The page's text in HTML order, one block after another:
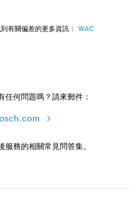
有關偏差的更多資訊： WAC
任何問題嗎？請來郵件：
務的相關常見問答集。